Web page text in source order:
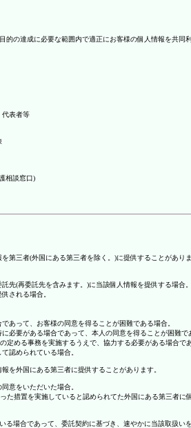
的の達成に必要な範囲内で適正にお客様の個人情報を共同
代表者等
相談窓口)
第三者(外国にある第三者を除く。)に提供することがありま
先(再委託先を含みます。)に当該個人情報を提供する場合。
される場合。
あって、お客様の同意を得ることが困難である場合。
必要がある場合であって、本人の同意を得ることが困難で
定める事務を実施するうえで、協力する必要がある場合
認められている場合。
を外国にある第三者に提供することがあります。
意をいただいた場合。
措置を実施していると認められてた外国にある第三者に
る場合であって、委託契約に基づき、速やかに当該取扱